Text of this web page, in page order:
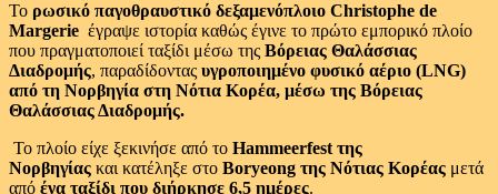
Το ρωσικό παγοθραυστικό δεξαμενόπλοιο Christophe de
Margerie έγραψε ιστορία καθώς έγινε το πρώτο εμπορικό πλοίο
που πραγματοποιεί ταξίδι μέσω της Βόρειας Θαλάσσιας
Διαδρομής, παραδίδοντας υγροποιημένο φυσικό αέριο (LNG)
από τη Νορβηγία στη Νότια Κορέα, μέσω της Βόρειας
Θαλάσσιας Διαδρομής.
Το πλοίο είχε ξεκινήσε από το Hammeerfest της
Νορβηγίας και κατέληξε στο Boryeong της Νότιας Κορέας μετά
από ένα ταξίδι που διήρκησε 6,5 ημέρες.